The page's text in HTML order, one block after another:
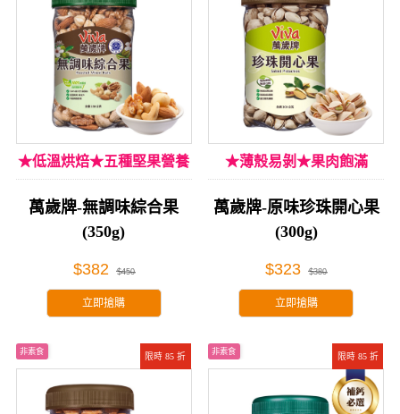
★低溫烘焙★五種堅果營養
萬歲牌-無調味綜合果
(350g)
$382 $450
立即搶購
★薄殼易剝★果肉飽滿
萬歲牌-原味珍珠開心果
(300g)
$323 $380
立即搶購
限時 85 折
非素食
限時 85 折
非素食